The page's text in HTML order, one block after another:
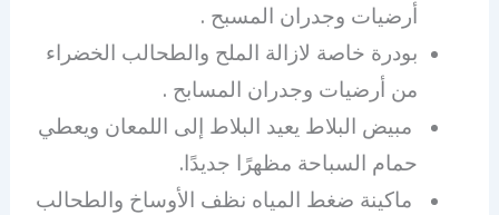
أرضيات وجدران المسبح .
بودرة خاصة لازالة الملح والطحالب الخضراء
من أرضيات وجدران المسابح .
مبيض البلاط يعيد البلاط إلى اللمعان ويعطي
حمام السباحة مظهرًا جديدًا.
ماكينة ضغط المياه نظف الأوساخ والطحالب